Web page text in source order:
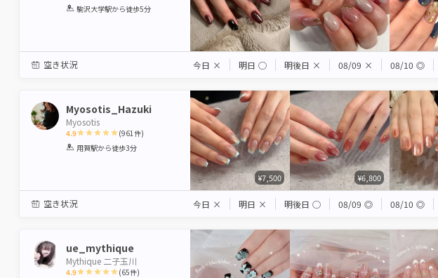
1 2 3 4 5
駒沢大学駅から徒歩5分
空き状況 今日 × 明日 ◯ 明後日 × 08/09 × 08/10 ◎
Myosotis_Hazuki
Myosotis
4.9
1 2 3 4 5
(961 件)
用賀駅から徒歩3分
¥7,500 ¥6,800
空き状況 今日 × 明日 × 明後日 ◯ 08/09 ◎ 08/10 ◎
ue_mythique
Mythique 二子玉川
4.9 (65件)